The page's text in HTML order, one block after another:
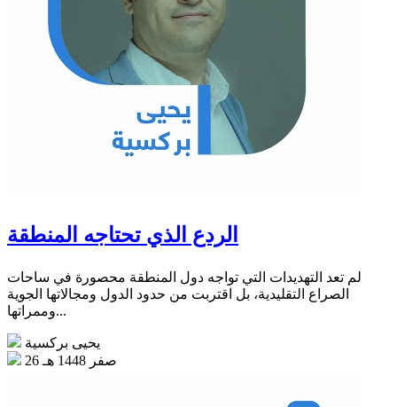
الردع الذي تحتاجه المنطقة
لم تعد التهديدات التي تواجه دول المنطقة محصورة في ساحات
الصراع التقليدية، بل اقتربت من حدود الدول ومجالاتها الجوية
وممراتها...
يحيى بركسية
26 صفر 1448 هـ